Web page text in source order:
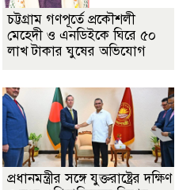
চট্টগ্রাম গণপূর্তে প্রকৌশলী
মেহেদী ও এনডিইকে ঘিরে ৫০
লাখ টাকার ঘুষের অভিযোগ
প্রধানমন্ত্রীর সঙ্গে যুক্তরাষ্ট্রের দক্ষিণ